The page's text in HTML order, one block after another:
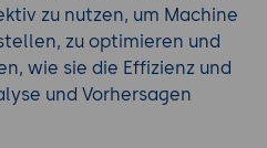
Übungen die
mit einer weiteren
zu nutzen, um Machine
zu optimieren und
wie sie die Effizienz und
und Vorhersagen